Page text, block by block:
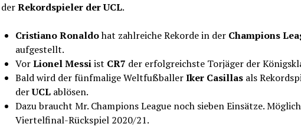
derRekordspieler der UCL.
Cristiano Ronaldohat zahlreiche Rekorde in der Champions
aufgestellt.
VorLionel Messiist CR7 der erfolgreichste Torjäger der
Bald wird der fünfmalige WeltfußballerIker Casillasals
derUCLablösen.
Dazu braucht Mr. Champions League noch sieben Einsätze.
Viertelfinal-Rückspiel 2020/21.